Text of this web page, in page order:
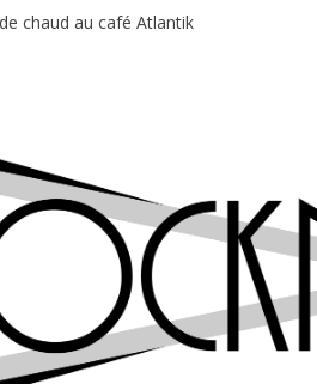
chaud au café Atlantik
du Professeur Puth